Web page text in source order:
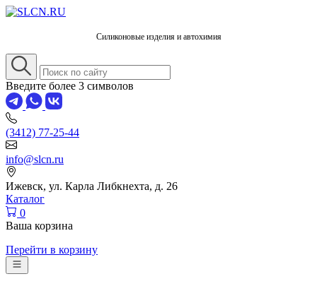
Силиконовые изделия и автохимия
Введите более 3 символов
(3412) 77-25-44
info@slcn.ru
Ижевск, ул. Карла Либкнехта, д. 26
Каталог
0
Ваша корзина
Перейти в корзину